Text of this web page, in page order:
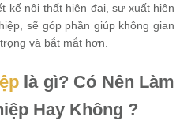
kế nội thất hiện đại, sự xuất hiện
sẽ góp phần giúp không gian
và bắt mắt hơn.
là gì? Có Nên Làm
Hay Không ?